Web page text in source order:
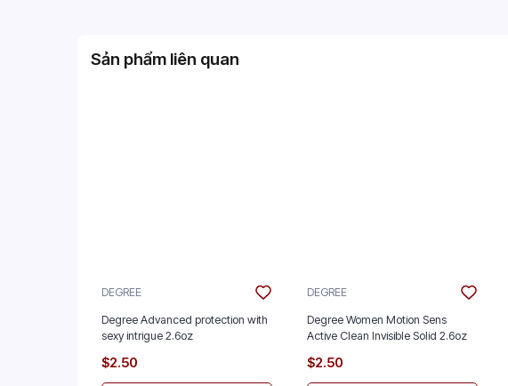
Sản phẩm liên quan
DEGREE
Degree Advanced protection with
sexy intrigue 2.6oz
$2.50
DEGREE
Degree Women Motion Sens
Active Clean Invisible Solid 2.6oz
$2.50